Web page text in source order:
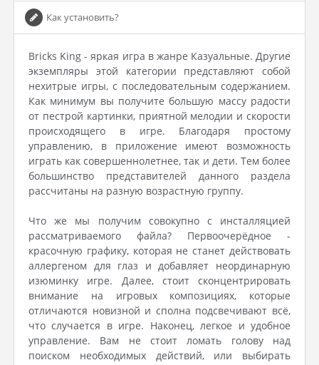
Как установить?
Bricks King - яркая игра в жанре Казуальные. Другие
экземпляры этой категории представляют собой
нехитрые игры, с последовательным содержанием.
Как минимум вы получите большую массу радости
от пестрой картинки, приятной мелодии и скорости
происходящего в игре. Благодаря простому
управлению, в приложение имеют возможность
играть как совершеннолетнее, так и дети. Тем более
большинство представителей данного раздела
рассчитаны на разную возрастную группу.
Что же мы получим совокупно с инсталляцией
рассматриваемого файла? Первоочерёдное -
красочную графику, которая не станет действовать
аллергеном для глаз и добавляет неординарную
изюминку игре. Далее, стоит сконцентрировать
внимание на игровых композициях, которые
отличаются новизной и сполна подсвечивают всё,
что случается в игре. Наконец, легкое и удобное
управление. Вам не стоит ломать голову над
поиском необходимых действий, или выбирать